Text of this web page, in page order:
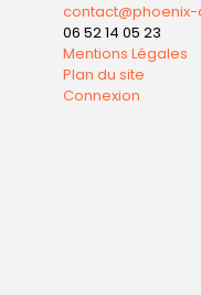
06 52 14 05 23
Mentions Légales
Plan du site
Connexion